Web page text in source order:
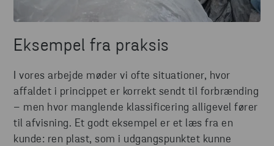
Eksempel fra praksis
I vores arbejde møder vi ofte situationer, hvor
affaldet i princippet er korrekt sendt til forbrænding
– men hvor manglende klassificering alligevel fører
til afvisning. Et godt eksempel er et læs fra en
kunde: ren plast, som i udgangspunktet kunne